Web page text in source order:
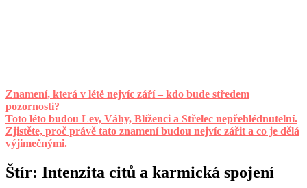
Znamení, která v létě nejvíc září – kdo bude středem
pozornosti?
Toto léto budou Lev, Váhy, Blíženci a Střelec nepřehlédnutelní.
Zjistěte, proč právě tato znamení budou nejvíc zářit a co je dělá
výjimečnými.
Štír: Intenzita citů a karmická spojení